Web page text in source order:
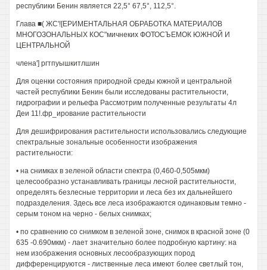
республики Бенин является 22,5° 67,5°, 112,5°.
Глава ■( ЖС'![ЕРИМЕНТАЛЬНАЯ ОБРАБОТКА МАТЕРИАЛОВ
МНОГОЗОНАЛЬНЫХ КОС"мичнеких ФОТОСЪЕМОК ЮЖНОЙ И
ЦЕНТРАЛЬНОЙ
члена'] ргтпуышкитлшин
Для оценки состояния природной среды южной и центральной
частей республики Бенин были исследованы растительности,
гидрографии и рельефа Рассмотрим полученные результаты 4л
Деи 11!.фр_ирование растительности
Для дешифрирования растительности использовались следующие
спектральные зональные особенности изображения
растительности:
• на снимках в зеленой области спектра (0,460-0,505мкм)
целесообразно устанавливать границы лесной растительности,
определять безлесные территории и леса без их дальнейшего
подразделения. Здесь все леса изображаются одинаковым темно -
серым тоном на черно - белых снимках;
• по сравнению со снимком в зеленой зоне, снимок в красной зоне (0
635 -0.690мкм) - лает значительно более подробную картину: на
нем изображения основных лесообразующих пород
дифференцируются - лиственные леса имеют более светлый тон,